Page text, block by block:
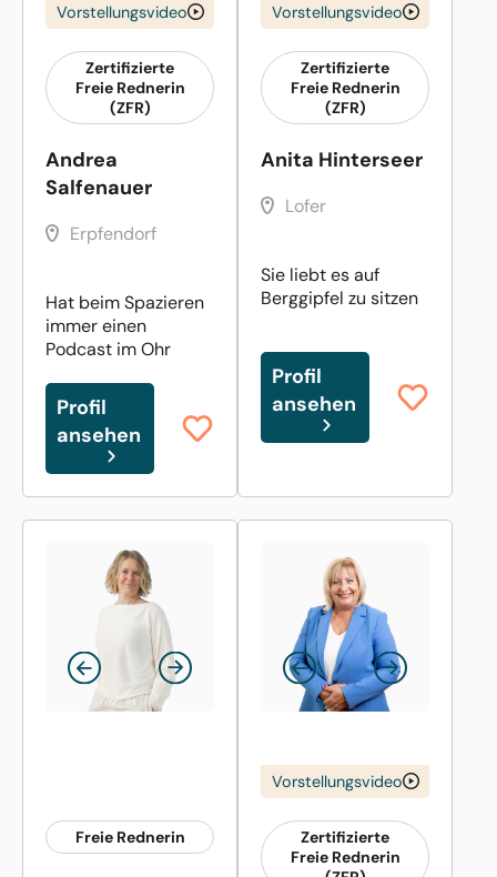
Vorstellungsvideo
Zertifizierte
Freie Rednerin
(ZFR)
Andrea
Salfenauer
Erpfendorf
Hat beim Spazieren
immer einen
Podcast im Ohr
Profil
ansehen
Vorstellungsvideo
Zertifizierte
Freie Rednerin
(ZFR)
Anita Hinterseer
Lofer
Sie liebt es auf
Berggipfel zu sitzen
Profil
ansehen
Freie Rednerin
Vorstellungsvideo
Zertifizierte
Freie Rednerin